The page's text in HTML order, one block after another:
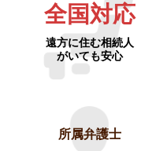
全国対応
遠方に住む相続人
がいても安心
所属弁護士